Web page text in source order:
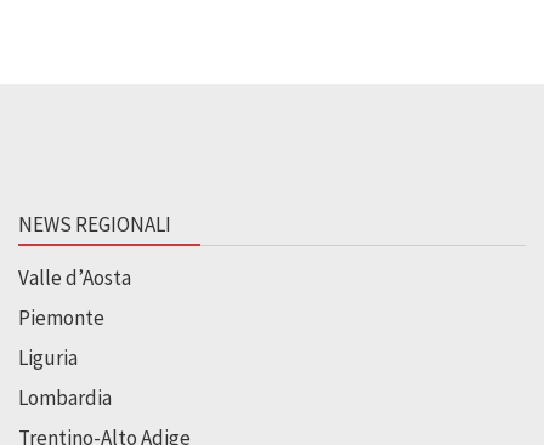
NEWS REGIONALI
Valle d’Aosta
Piemonte
Liguria
Lombardia
Trentino-Alto Adige